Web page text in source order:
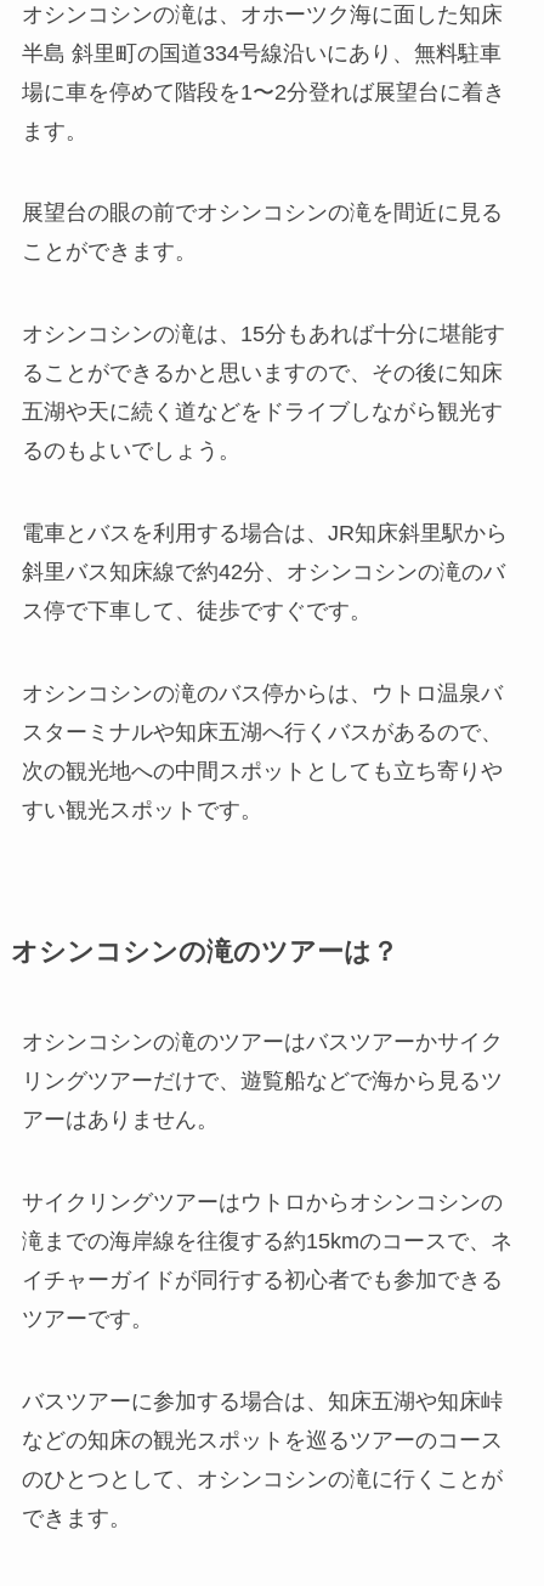
オシンコシンの滝は、オホーツク海に面した知床
半島 斜里町の国道334号線沿いにあり、無料駐車
場に車を停めて階段を1〜2分登れば展望台に着き
ます。
展望台の眼の前でオシンコシンの滝を間近に見る
ことができます。
オシンコシンの滝は、15分もあれば十分に堪能す
ることができるかと思いますので、 その後に知床
五湖や天に続く道などをドライブしながら観光す
るのもよいでしょう。
電車とバスを利用する場合は、JR知床斜里駅から
斜里バス知床線で約42分、オシンコシンの滝のバ
ス停で下車して、徒歩ですぐです。
オシンコシンの滝のバス停からは、ウトロ温泉バ
スターミナルや知床五湖へ行くバスがあるので、
次の観光地への中間スポットとしても立ち寄りや
すい観光スポットです。
オシンコシンの滝のツアーは？
オシンコシンの滝のツアーはバスツアーかサイク
リングツアーだけで、遊覧船などで海から見るツ
アーはありません。
サイクリングツアーはウトロからオシンコシンの
滝までの海岸線を往復する約15kmのコースで、ネ
イチャーガイドが同行する初心者でも参加できる
ツアーです。
バスツアーに参加する場合は、 知床五湖や知床峠
などの知床の観光スポットを巡るツアーのコース
のひとつとして、オシンコシンの滝に行くことが
できます。